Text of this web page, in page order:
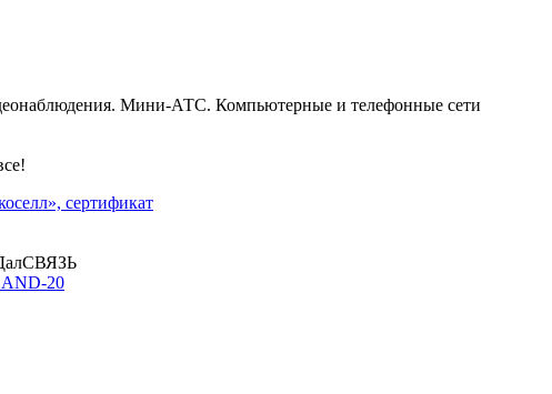
Мини-АТС. Компьютерные и телефонные сети